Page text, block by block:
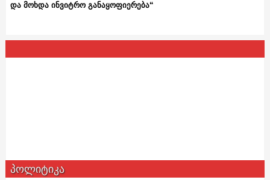
და მოხდა ინვიტრო განაყოფიერება“
პოლიტიკა